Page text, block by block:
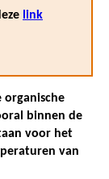
link
organische
binnen de
voor het
van